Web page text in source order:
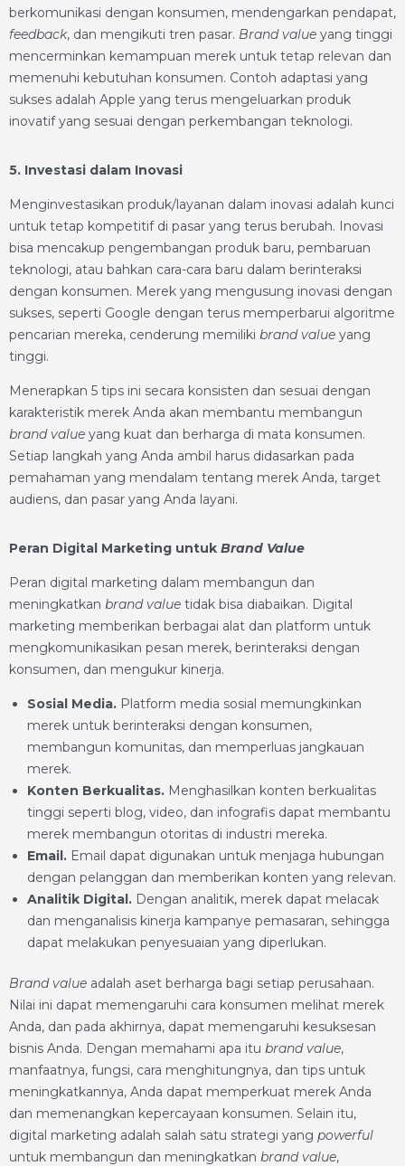
berkomunikasi dengan konsumen, mendengarkan pendapat,
feedback, dan mengikuti tren pasar. Brand value yang tinggi
mencerminkan kemampuan merek untuk tetap relevan dan
memenuhi kebutuhan konsumen. Contoh adaptasi yang
sukses adalah Apple yang terus mengeluarkan produk
inovatif yang sesuai dengan perkembangan teknologi.
5. Investasi dalam Inovasi
Menginvestasikan produk/layanan dalam inovasi adalah kunci
untuk tetap kompetitif di pasar yang terus berubah. Inovasi
bisa mencakup pengembangan produk baru, pembaruan
teknologi, atau bahkan cara-cara baru dalam berinteraksi
dengan konsumen. Merek yang mengusung inovasi dengan
sukses, seperti Google dengan terus memperbarui algoritme
pencarian mereka, cenderung memiliki brand value yang
tinggi.
Menerapkan 5 tips ini secara konsisten dan sesuai dengan
karakteristik merek Anda akan membantu membangun
brand value yang kuat dan berharga di mata konsumen.
Setiap langkah yang Anda ambil harus didasarkan pada
pemahaman yang mendalam tentang merek Anda, target
audiens, dan pasar yang Anda layani.
Peran Digital Marketing untuk Brand Value
Peran digital marketing dalam membangun dan
meningkatkan brand value tidak bisa diabaikan. Digital
marketing memberikan berbagai alat dan platform untuk
mengkomunikasikan pesan merek, berinteraksi dengan
konsumen, dan mengukur kinerja.
Sosial Media. Platform media sosial memungkinkan
merek untuk berinteraksi dengan konsumen,
membangun komunitas, dan memperluas jangkauan
merek.
Konten Berkualitas. Menghasilkan konten berkualitas
tinggi seperti blog, video, dan infografis dapat membantu
merek membangun otoritas di industri mereka.
Email. Email dapat digunakan untuk menjaga hubungan
dengan pelanggan dan memberikan konten yang relevan.
Analitik Digital. Dengan analitik, merek dapat melacak
dan menganalisis kinerja kampanye pemasaran, sehingga
dapat melakukan penyesuaian yang diperlukan.
Brand value adalah aset berharga bagi setiap perusahaan.
Nilai ini dapat memengaruhi cara konsumen melihat merek
Anda, dan pada akhirnya, dapat memengaruhi kesuksesan
bisnis Anda. Dengan memahami apa itu brand value,
manfaatnya, fungsi, cara menghitungnya, dan tips untuk
meningkatkannya, Anda dapat memperkuat merek Anda
dan memenangkan kepercayaan konsumen. Selain itu,
digital marketing adalah salah satu strategi yang powerful
untuk membangun dan meningkatkan brand value,